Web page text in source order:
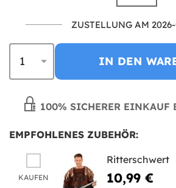
ZUSTELLUNG AM
IN DEN
100% SICHERER
EMPFOHLENES ZUBEHÖR:
KAUFEN
Ritterschwert
10,99 €